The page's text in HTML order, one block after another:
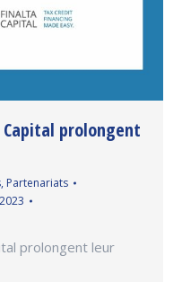
prolongent
, Partenariats
prolongent leur